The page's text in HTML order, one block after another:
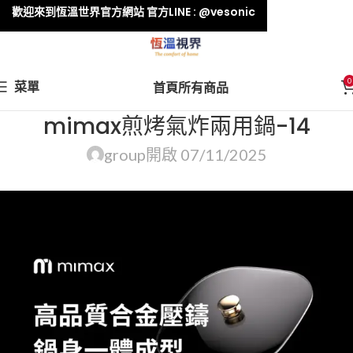
菜單 首頁所有商品 0
mimax煎烤氣炸兩用鍋-14
group開啟 07/11/2025
歡迎來到恆溫世界官方網站 官方LINE : @vesonic